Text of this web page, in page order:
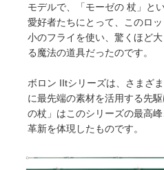
モデルで、「モーゼの 杖」と
愛好者たちにとって、このロ
小のフライを使い、驚くほど
る魔法の道具だったのです。
ボロン IItシリーズは、さまざ
に最先端の素材を活用する先
の杖」はこのシリーズの最高
革新を体現したものです。